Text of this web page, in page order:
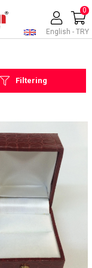
English - TRY
0
Filtering